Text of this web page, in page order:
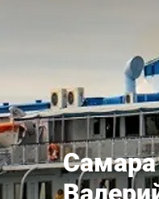
Самара